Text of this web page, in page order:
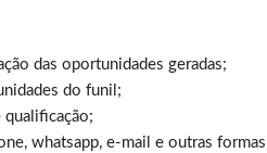
das oportunidades geradas;
do funil;
qualificação;
whatsapp, e-mail e outras